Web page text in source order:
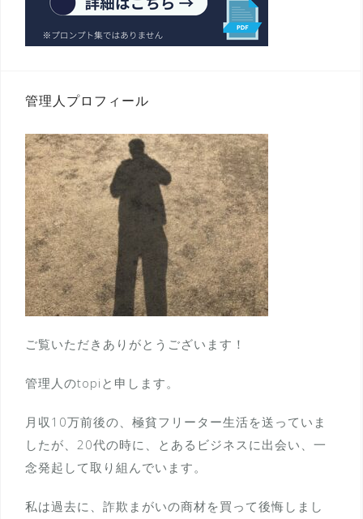
管理人プロフィール
ご覧いただきありがとうございます！
管理人のtopiと申します。
月収10万前後の、極貧フリーター生活を送っていま
したが、20代の時に、とあるビジネスに出会い、一
念発起して取り組んでいます。
私は過去に、詐欺まがいの商材を買って後悔しまし